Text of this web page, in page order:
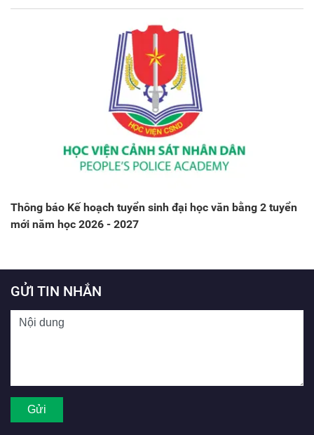
Thông báo Kế hoạch tuyển sinh đại học văn bằng 2 tuyển
mới năm học 2026 - 2027
GỬI TIN NHẮN